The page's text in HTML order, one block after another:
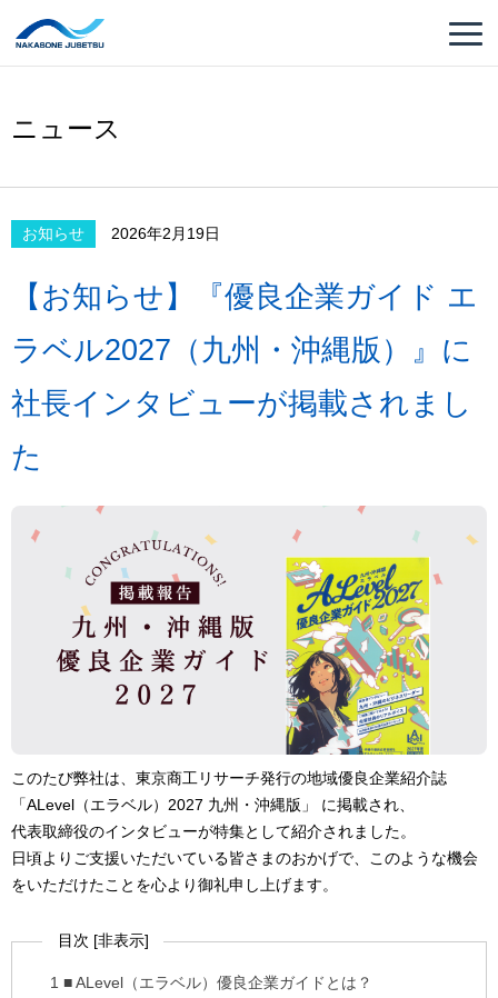
ニュース
お知らせ 2026年2月19日
【お知らせ】『優良企業ガイド エ
ラベル2027（九州・沖縄版）』に
社長インタビューが掲載されまし
た
このたび弊社は、東京商工リサーチ発行の地域優良企業紹介誌
「ALevel（エラベル）2027 九州・沖縄版」 に掲載され、
代表取締役のインタビューが特集として紹介されました。
日頃よりご支援いただいている皆さまのおかげで、このような機会
をいただけたことを心より御礼申し上げます。
目次 [非表示]
1 ■ ALevel（エラベル）優良企業ガイドとは？